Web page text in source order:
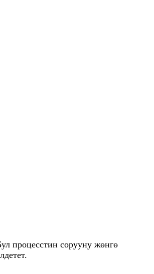
процесстин сорууну жөнгө